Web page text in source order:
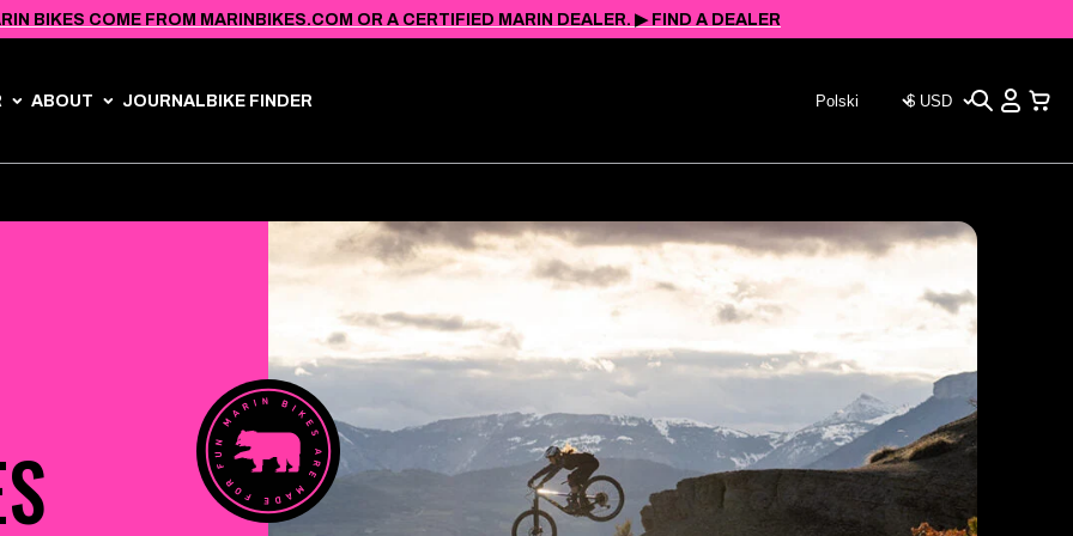
BIKES COME FROM MARINBIKES.COM OR A CERTIFIED MARIN DEALER. ▶︎ FIND A DEALER
ABOUT JOURNALBIKE FINDER
Wybierz
WYBIERZSzukaj
koszyk